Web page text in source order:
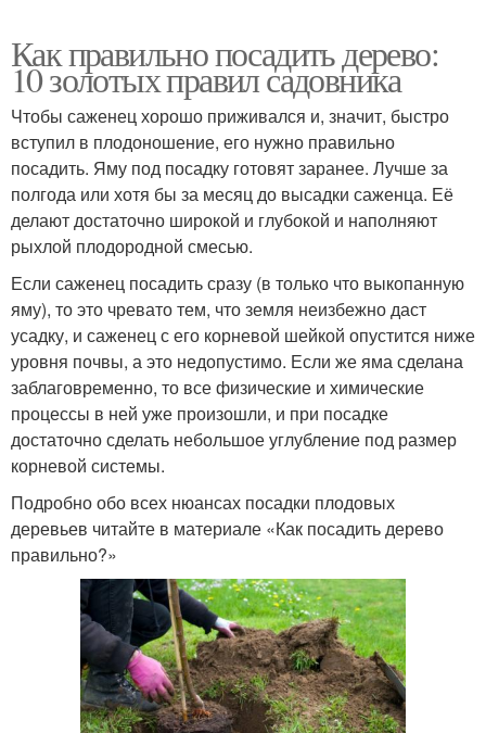
Как правильно посадить дерево:
10 золотых правил садовника
Чтобы саженец хорошо приживался и, значит, быстро
вступил в плодоношение, его нужно правильно
посадить. Яму под посадку готовят заранее. Лучше за
полгода или хотя бы за месяц до высадки саженца. Её
делают достаточно широкой и глубокой и наполняют
рыхлой плодородной смесью.
Если саженец посадить сразу (в только что выкопанную
яму), то это чревато тем, что земля неизбежно даст
усадку, и саженец с его корневой шейкой опустится ниже
уровня почвы, а это недопустимо. Если же яма сделана
заблаговременно, то все физические и химические
процессы в ней уже произошли, и при посадке
достаточно сделать небольшое углубление под размер
корневой системы.
Подробно обо всех нюансах посадки плодовых
деревьев читайте в материале «Как посадить дерево
правильно?»